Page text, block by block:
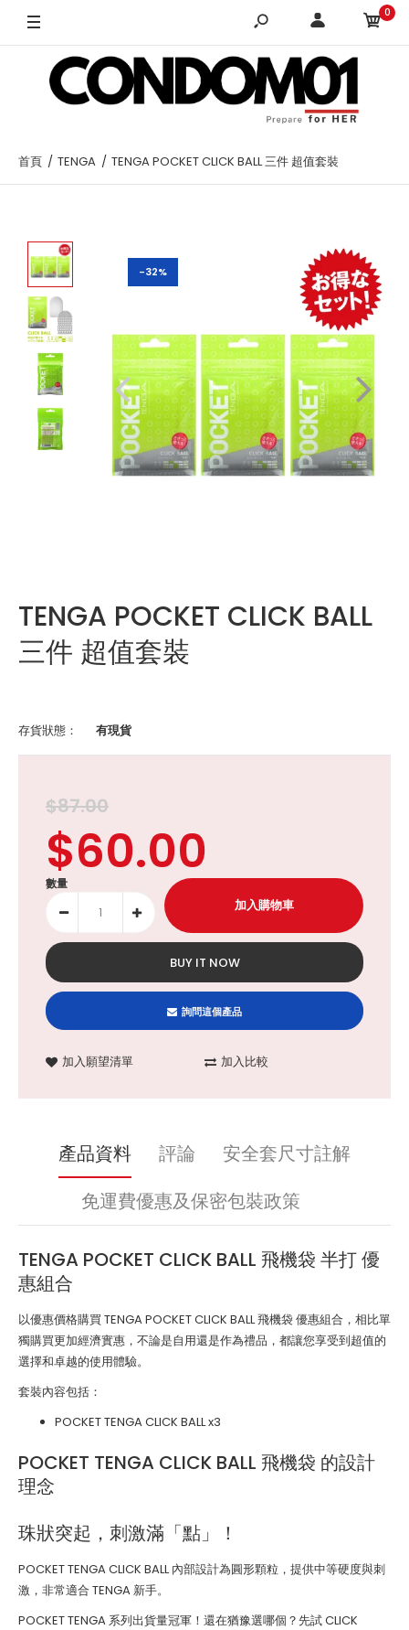
0
首頁 TENGA TENGA POCKET CLICK BALL 三件 超值套裝
-32%
TENGA POCKET CLICK BALL
三件 超值套裝
存貨狀態： 有現貨
$87.00
$60.00
數量
BUY IT NOW
詢問這個產品
加入願望清單 加入比較
產品資料 評論
安全套尺寸註解
免運費優惠及保密包裝政策
TENGA POCKET CLICK BALL 飛機袋 半打 優
惠組合
以優惠價格購買 TENGA POCKET CLICK BALL 飛機袋 優惠組合，相比單
獨購買更加經濟實惠，不論是自用還是作為禮品，都讓您享受到超值的
選擇和卓越的使用體驗。
套裝內容包括：
POCKET TENGA CLICK BALLx3
POCKET TENGA CLICK BALL 飛機袋 的設計
理念
珠狀突起，刺激滿「點」！
POCKET TENGA CLICK BALL 內部設計為圓形顆粒，提供中等硬度與刺
激，非常適合 TENGA 新手。
POCKET TENGA 系列出貨量冠軍！還在猶豫選哪個？先試 CLICK